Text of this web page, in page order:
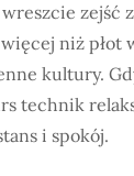
wreszcie zejść
niż płot
kultury.
technik
i spokój.